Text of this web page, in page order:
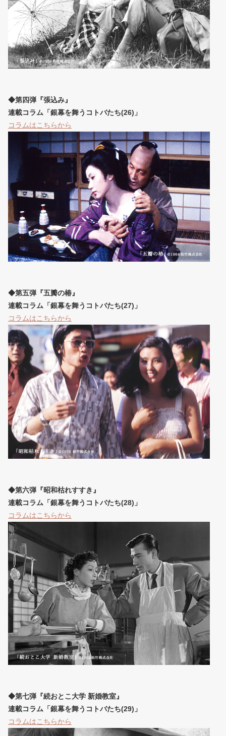
◆第四弾『張込み』
連載コラム「銀幕を舞うコトバたち(26)」
コラムはこちらから
◆第五弾『五瓣の椿』
連載コラム「銀幕を舞うコトバたち(27)」
コラムはこちらから
◆第六弾『昭和枯れすすき』
連載コラム「銀幕を舞うコトバたち(28)」
コラムはこちらから
◆第七弾『続おとこ大学 新婚教室』
連載コラム「銀幕を舞うコトバたち(29)」
コラムはこちらから